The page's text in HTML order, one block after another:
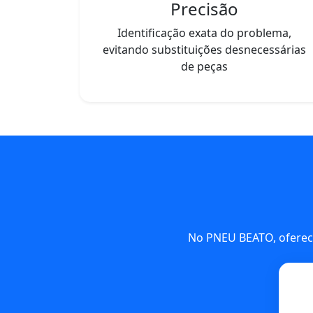
Precisão
Identificação exata do problema,
evitando substituições desnecessárias
de peças
No PNEU BEATO,